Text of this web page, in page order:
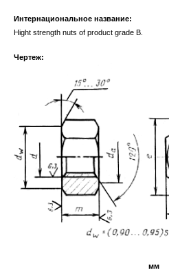
Интернациональное название:
Hight strength nuts of product grade B.
Чертеж:
мм